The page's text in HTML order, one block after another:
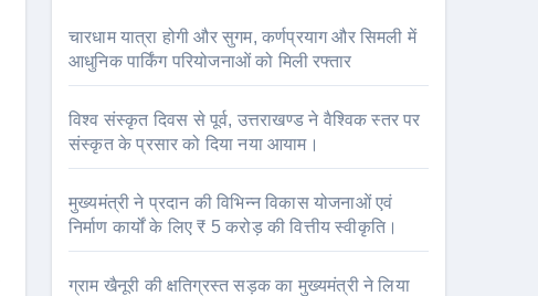
चारधाम यात्रा होगी और सुगम, कर्णप्रयाग और सिमली में
आधुनिक पार्किंग परियोजनाओं को मिली रफ्तार
विश्व संस्कृत दिवस से पूर्व, उत्तराखण्ड ने वैश्विक स्तर पर
संस्कृत के प्रसार को दिया नया आयाम।
मुख्यमंत्री ने प्रदान की विभिन्न विकास योजनाओं एवं
निर्माण कार्यों के लिए ₹ 5 करोड़ की वित्तीय स्वीकृति।
ग्राम खैनूरी की क्षतिग्रस्त सड़क का मुख्यमंत्री ने लिया